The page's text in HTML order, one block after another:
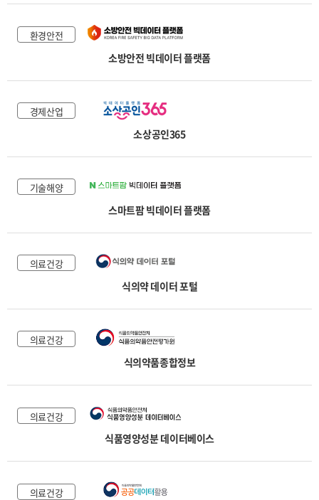
환경안전
소방안전 빅데이터 플랫폼
경제산업
소상공인365
기술해양
스마트팜 빅데이터 플랫폼
의료건강
식의약 데이터 포털
의료건강
식의약품종합정보
의료건강
식품영양성분 데이터베이스
의료건강